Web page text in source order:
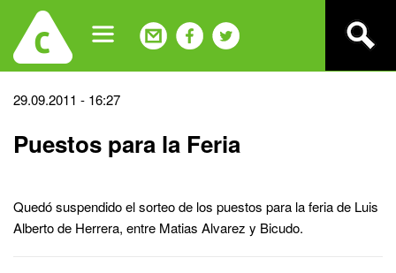
navigation
Back
top
29.09.2011 - 16:27
Puestos para la Feria
Quedó suspendido el sorteo de los puestos para la feria de Luis
Alberto de Herrera, entre Matias Alvarez y Bicudo.